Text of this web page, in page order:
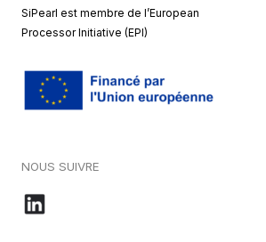
SiPearl est membre de l’European
Processor Initiative (EPI)
NOUS SUIVRE